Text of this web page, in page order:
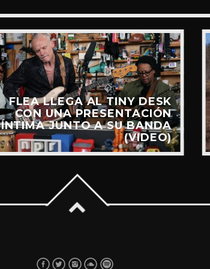
FLEA LLEGA AL TINY DESK
CON UNA PRESENTACIÓN
ÍNTIMA JUNTO A SU BANDA
(VIDEO)